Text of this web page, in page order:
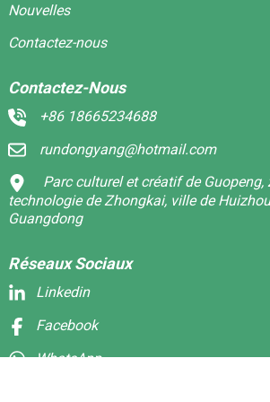
Nouvelles
Contactez-nous
Contactez-Nous
+86 18665234688
rundongyang@hotmail.com
Parc culturel et créatif de Guopeng,
technologie de Zhongkai, ville de
Guangdong
Réseaux Sociaux
Linkedin
Facebook
WhatsApp